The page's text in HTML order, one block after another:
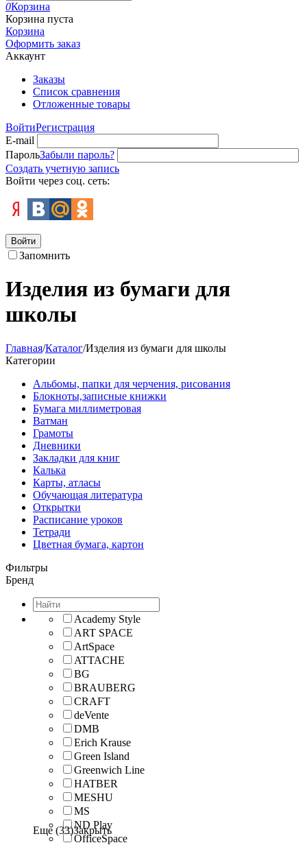
0Корзина
Корзина пуста
Корзина
Оформить заказ
Аккаунт
Заказы
Список сравнения
Отложенные товары
ВойтиРегистрация
E-mail
ПарольЗабыли пароль?
Создать учетную запись
Войти через соц. сеть:
Войти
Запомнить
Изделия из бумаги для
школы
Главная/Каталог/Изделия из бумаги для школы
Категории
Альбомы, папки для черчения, рисования
Блокноты,записные книжки
Бумага миллиметровая
Ватман
Грамоты
Дневники
Закладки для книг
Калька
Карты, атласы
Обучающая литература
Открытки
Расписание уроков
Тетради
Цветная бумага, картон
Фильтры
Бренд
Academy Style
ART SPACE
ArtSpace
ATTACHE
BG
BRAUBERG
CRAFT
deVente
DMB
Erich Krause
Green Island
Greenwich Line
HATBER
MESHU
MS
ND Play
OfficeSpace
Еще (33)Закрыть